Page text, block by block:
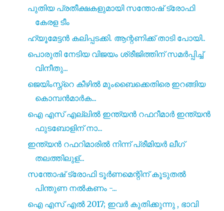
പുതിയ പ്രതീക്ഷകളുമായി സന്തോഷ് ട്രോഫി
കേരള ടീം
ഹ്യൂമേട്ടൻ കലിപ്പടക്കി. ആന്റണിക്ക് താടി പോയി..
പൊരുതി നേടിയ വിജയം ശ്രീജിത്തിന് സമർപ്പിച്ച്
വിനീതു...
ജെയിംസ്ന്റെ കീഴിൽ മുംബൈക്കെതിരെ ഇറങ്ങിയ
കൊമ്പൻമാർക...
ഐ എസ്‌ എല്ലിൽ ഇന്ത്യൻ റഫറീമാർ ഇന്ത്യൻ
ഫുടബോളിന് നാ...
ഇന്ത്യൻ റഫറിമാരിൽ നിന്ന് പ്രീമിയർ ലീഗ്
തലത്തിലുള്...
സന്തോഷ് ട്രോഫി ടൂർണമെന്റിന് കൂടുതൽ
പിന്തുണ നൽകണം -...
ഐ എസ്‌ എൽ 2017; ഇവർ കുതിക്കുന്നു , ഭാവി